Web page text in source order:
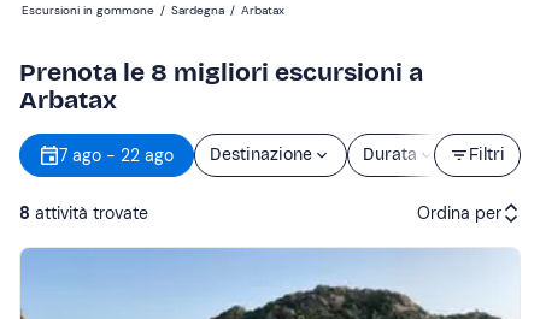
Escursioni in gommone / Sardegna / Arbatax
Prenota le 8 migliori escursioni a
Arbatax
Filtri
7 ago - 22 ago Destinazione Durata Prezzo
8 attività trovate Ordina per
Attività consigliate